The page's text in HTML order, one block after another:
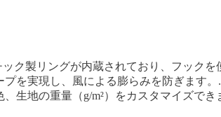
ック製リングが内蔵されており、フック
を実現し、風による膨らみを防ぎます。.
生地の重量（g/m²）をカスタマイズでき